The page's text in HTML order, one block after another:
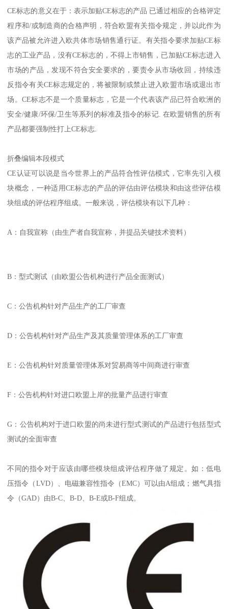
CE标志的意义在于：表示加贴CE标志的产品 已通过相应的合格评定
程序和/或制造商的合格声明，符合欧盟有关指令规定，并以此作为
该产品被允许进入欧共体市场销售通行证。有关指令要求加贴CE标
志的工业产品，没有CE标志的，不得上市销售，已加贴CE标志进入
市场的产品，发现不符合安全要求的，要责令从市场收回，持续违
反指令有关CE标志规定的，将被限制或禁止进入欧盟市场或退出市
场。CE标志不是一个质量标志，它是一个代表该产品已符合欧洲的
安全/健康/环保/卫生等系列的标准及指令的标记. 在欧盟销售的所有
产品都要强制性打上CE标志.
折叠编辑本段模式
​CE认证可以说是当今世界上的产品符合性评估模式，它率先引入模
块概念，一种适用CE标志的产品的评估由评估模块和由这些评估模
块组成的评估程序组成。一般来说，评估模块有以下几种：
A：自我宣称（由生产者自我宣称，并提品关键技术资料）
B：型式测试（由欧盟公告机构进行产品全面测试）
C：公告机构针对产品生产的工厂审查
D：公告机构针对产品生产及其质量管理体系的工厂审查
E：公告机构针对质量管理体系对贸易商等中间商进行审查
F：公告机构针对进口欧盟上岸的批量产品进行审查
G：公告机构对于进口欧盟的尚未进行型式测试的产品进行包括型式
测试的全面审查
不同的指令对于应该由哪些模块组成评估程序做了规定。如：低电
压指令（LVD）、电磁兼容性指令（EMC）可以由A组成；燃气具指
令（GAD）由B-C、B-D、B-E或B-F组成。